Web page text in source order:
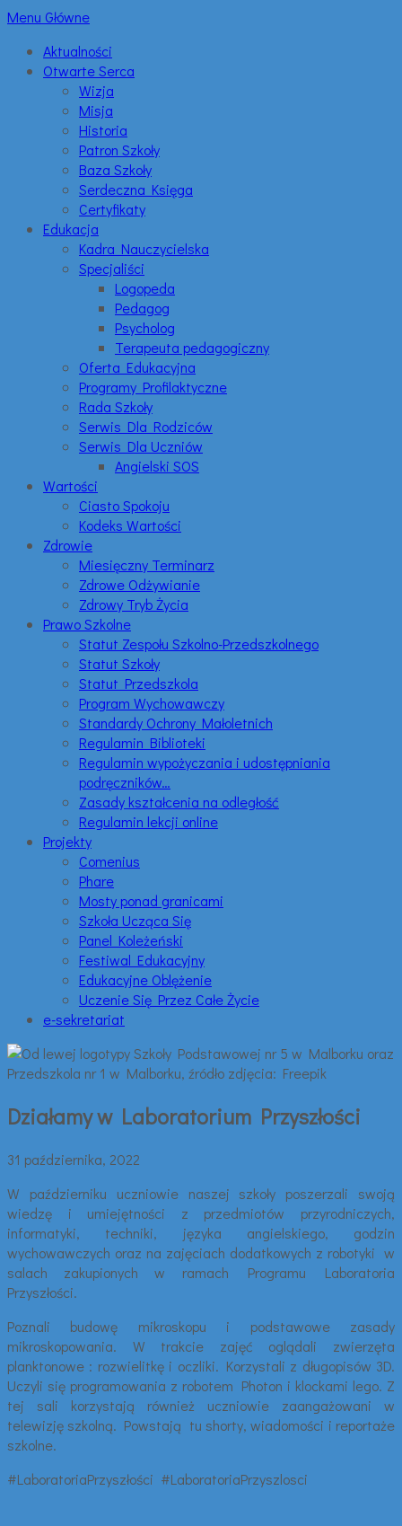
Menu Główne
Aktualności
Otwarte Serca
Wizja
Misja
Historia
Patron Szkoły
Baza Szkoły
Serdeczna Księga
Certyfikaty
Edukacja
Kadra Nauczycielska
Specjaliści
Logopeda
Pedagog
Psycholog
Terapeuta pedagogiczny
Oferta Edukacyjna
Programy Profilaktyczne
Rada Szkoły
Serwis Dla Rodziców
Serwis Dla Uczniów
Angielski SOS
Wartości
Ciasto Spokoju
Kodeks Wartości
Zdrowie
Miesięczny Terminarz
Zdrowe Odżywianie
Zdrowy Tryb Życia
Prawo Szkolne
Statut Zespołu Szkolno-Przedszkolnego
Statut Szkoły
Statut Przedszkola
Program Wychowawczy
Standardy Ochrony Małoletnich
Regulamin Biblioteki
Regulamin wypożyczania i udostępniania
podręczników…
Zasady kształcenia na odległość
Regulamin lekcji online
Projekty
Comenius
Phare
Mosty ponad granicami
Szkoła Ucząca Się
Panel Koleżeński
Festiwal Edukacyjny
Edukacyjne Oblężenie
Uczenie Się Przez Całe Życie
e-sekretariat
Działamy w Laboratorium Przyszłości
31 października, 2022
W październiku uczniowie naszej szkoły poszerzali swoją
wiedzę i umiejętności z przedmiotów przyrodniczych,
informatyki, techniki, języka angielskiego, godzin
wychowawczych oraz na zajęciach dodatkowych z robotyki w
salach zakupionych w ramach Programu Laboratoria
Przyszłości.
Poznali budowę mikroskopu i podstawowe zasady
mikroskopowania. W trakcie zajęć oglądali zwierzęta
planktonowe : rozwielitkę i oczliki. Korzystali z długopisów 3D.
Uczyli się programowania z robotem Photon i klockami lego. Z
tej sali korzystają również uczniowie zaangażowani w
telewizję szkolną. Powstają tu shorty, wiadomości i reportaże
szkolne.
#LaboratoriaPrzyszłości #LaboratoriaPrzyszlosci